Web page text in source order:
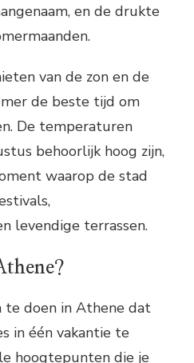
en de drukte
van de zon en de
de beste tijd om
De temperaturen
behoorlijk hoog zijn,
waarop de stad
levendige terrassen.
te doen in Athene dat
in één vakantie te
hoogtepunten die je